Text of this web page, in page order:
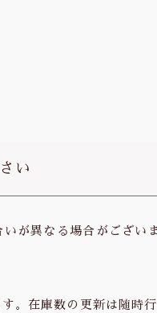
い
が異なる場合がござい
。在庫数の更新は随時